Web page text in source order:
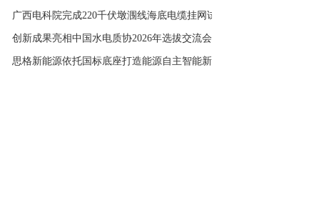
广西电科院完成220千伏墩涠线海底电缆挂网试运行专项技术监督
创新成果亮相中国水电质协2026年选拔交流会
思格新能源依托国标底座打造能源自主智能新生态